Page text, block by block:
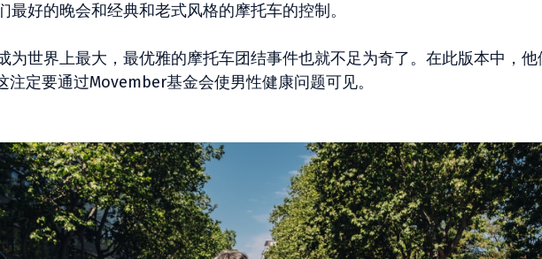
最好的晚会和经典和老式风格的摩托车的控制。
为世界上最大，最优雅的摩托车团结事件也就不足为奇了。在此版本中，他
注定要通过Movember基金会使男性健康问题可见。